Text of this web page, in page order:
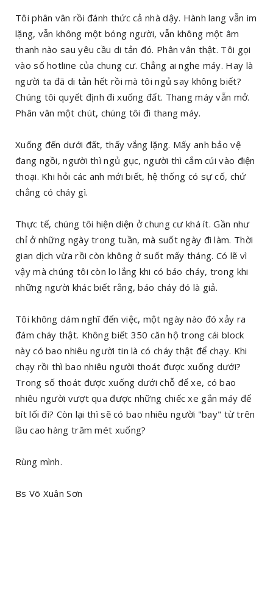
Tôi phân vân rồi đánh thức cả nhà dậy. Hành lang vẫn im
lặng, vẫn không một bóng người, vẫn không một âm
thanh nào sau yêu cầu di tản đó. Phân vân thật. Tôi gọi
vào số hotline của chung cư. Chẳng ai nghe máy. Hay là
người ta đã di tản hết rồi mà tôi ngủ say không biết?
Chúng tôi quyết định đi xuống đất. Thang máy vẫn mở.
Phân vân một chút, chúng tôi đi thang máy.
Xuống đến dưới đất, thấy vắng lặng. Mấy anh bảo vệ
đang ngồi, người thì ngủ gục, người thì cắm cúi vào điện
thoại. Khi hỏi các anh mới biết, hệ thống có sự cố, chứ
chẳng có cháy gì.
Thực tế, chúng tôi hiện diện ở chung cư khá ít. Gần như
chỉ ở những ngày trong tuần, mà suốt ngày đi làm. Thời
gian dịch vừa rồi còn không ở suốt mấy tháng. Có lẽ vì
vậy mà chúng tôi còn lo lắng khi có báo cháy, trong khi
những người khác biết rằng, báo cháy đó là giả.
Tôi không dám nghĩ đến việc, một ngày nào đó xảy ra
đám cháy thật. Không biết 350 căn hộ trong cái block
này có bao nhiêu người tin là có cháy thật để chạy. Khi
chạy rồi thì bao nhiêu người thoát được xuống dưới?
Trong số thoát được xuống dưới chỗ để xe, có bao
nhiêu người vượt qua được những chiếc xe gắn máy để
bít lối đi? Còn lại thì sẽ có bao nhiêu người "bay" từ trên
lầu cao hàng trăm mét xuống?
Rùng mình.
Bs Võ Xuân Sơn